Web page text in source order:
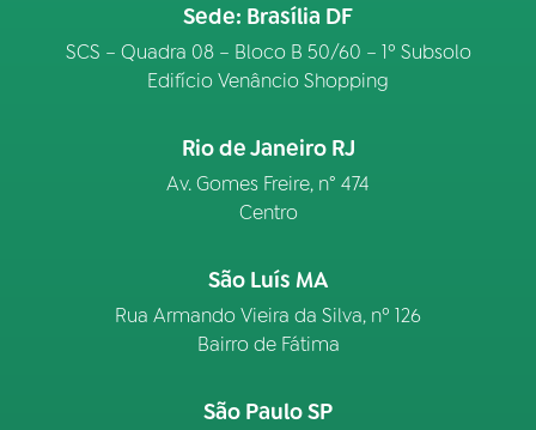
Sede: Brasília DF
SCS – Quadra 08 – Bloco B 50/60 – 1º Subsolo
Edifício Venâncio Shopping
Rio de Janeiro RJ
Av. Gomes Freire, n° 474
Centro
São Luís MA
Rua Armando Vieira da Silva, nº 126
Bairro de Fátima
São Paulo SP